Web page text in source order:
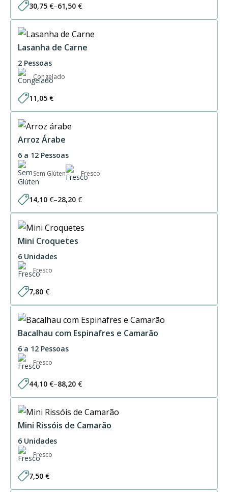
30,75 €–61,50 €
Price
range:
through
61,50 €
Lasanha de Carne
2 Pessoas
Congelado
11,05 €
Arroz Árabe
6 a 12 Pessoas
Sem Glúten Fresco
14,10 €–28,20 €
Price
range:
through
28,20 €
Mini Croquetes
6 Unidades
Fresco
7,80 €
Bacalhau com Espinafres e Camarão
6 a 12 Pessoas
Fresco
44,10 €–88,20 €
Price
range:
through
88,20 €
Mini Rissóis de Camarão
6 Unidades
Fresco
7,50 €